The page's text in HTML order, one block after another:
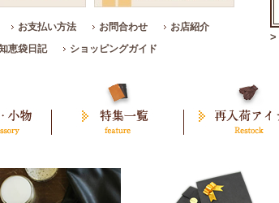
お支払い方法 お問合わせ
お店紹介
恵袋日記
ショッピングガイド
>